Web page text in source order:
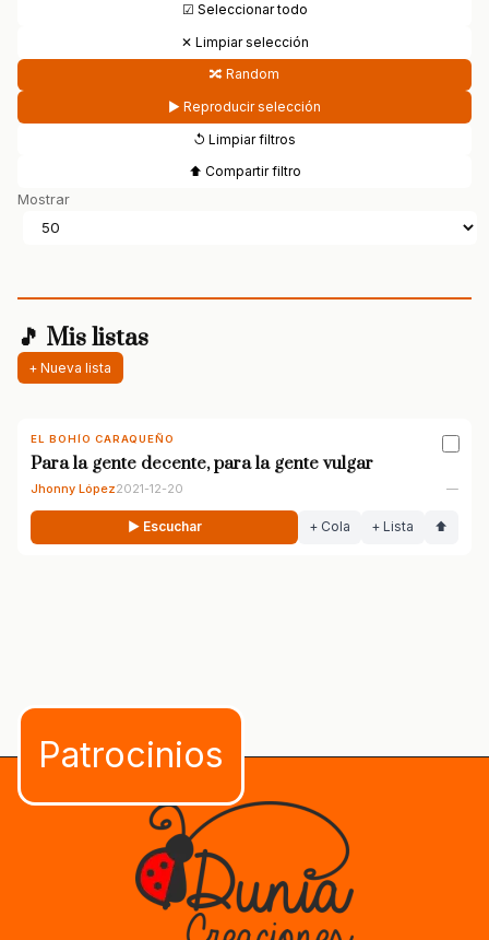
☑ Seleccionar todo
✕ Limpiar selección
🔀 Random
▶ Reproducir selección
↺ Limpiar filtros
⬆ Compartir filtro
Mostrar
🎵 Mis listas
+ Nueva lista
EL BOHÍO CARAQUEÑO
Para la gente decente, para la gente vulgar
Jhonny López2021-12-20 —
▶ Escuchar + Cola + Lista ⬆